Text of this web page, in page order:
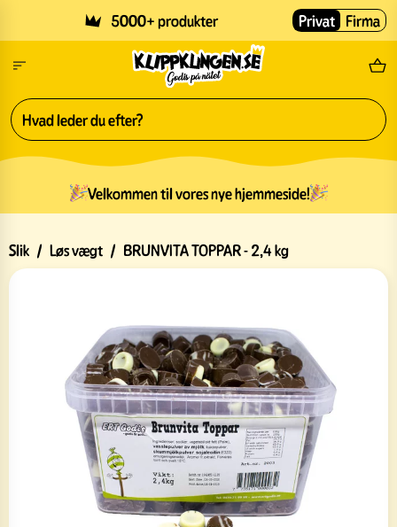
5000+ produkter Privat Firma
Velkommen til vores nye hjemmeside!
Slik / Løs vægt / BRUNVITA TOPPAR - 2,4 kg